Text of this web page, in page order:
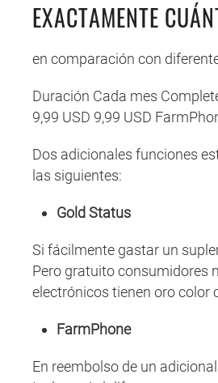
EXACTAMENTE
en comparación con
Duración Cada mes
9,99 USD 9,99 USD
Dos adicionales funciones
las siguientes:
Gold Status
Si fácilmente gastar un
Pero gratuito consumidores
electrónicos tienen oro color
FarmPhone
En reembolso de un